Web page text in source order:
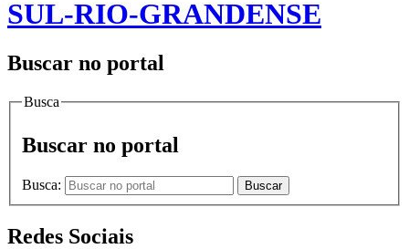
SUL-RIO-GRANDENSE
Buscar no portal
Busca
Buscar no portal
Busca: Buscar
Redes Sociais